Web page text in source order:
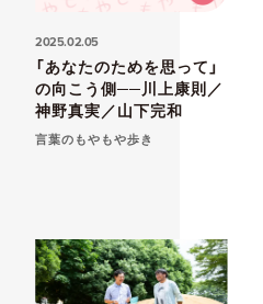
2025.02.05
「あなたのためを思って」
の向こう側──川上康則／
神野真実／山下完和
言葉のもやもや歩き